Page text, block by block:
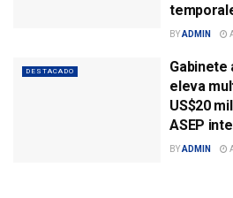
BYADMIN
DESTACADO
Gabinete
eleva
US$20
ASEP
BYADMIN